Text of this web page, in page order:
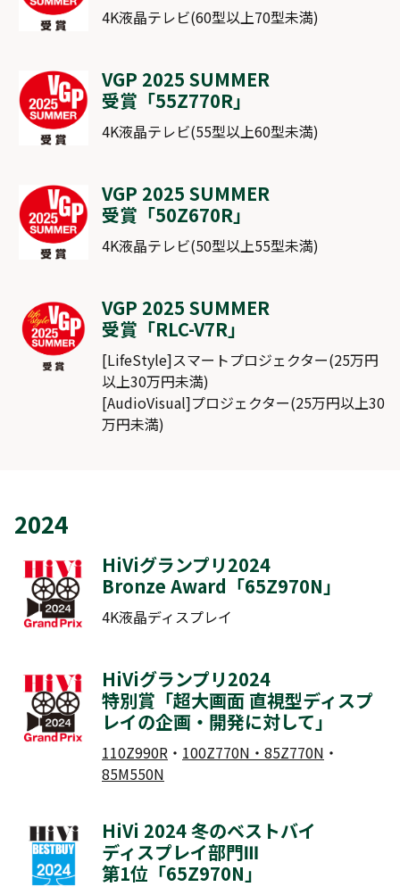
4K液晶テレビ(60型以上70型未満)
VGP 2025 SUMMER
受賞「55Z770R」
4K液晶テレビ(55型以上60型未満)
VGP 2025 SUMMER
受賞「50Z670R」
4K液晶テレビ(50型以上55型未満)
VGP 2025 SUMMER
受賞「RLC-V7R」
[LifeStyle]スマートプロジェクター(25万円
以上30万円未満)
[AudioVisual]プロジェクター(25万円以上30
万円未満)
2024
HiViグランプリ2024
Bronze Award「65Z970N」
4K液晶ディスプレイ
HiViグランプリ2024
特別賞「超大画面 直視型ディスプ
レイの企画・開発に対して」
110Z990R ・ 100Z770N・85Z770N ・
85M550N
HiVi 2024 冬のベストバイ
ディスプレイ部門Ⅲ
第1位「65Z970N」